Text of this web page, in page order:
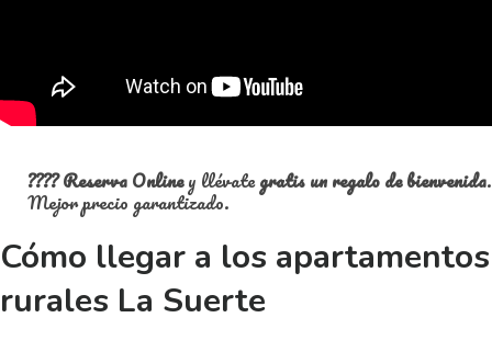
????Reserva Onliney llévategratis un regalo de bienvenida.
Mejor precio garantizado.
Cómo llegar a los apartamentos
rurales La Suerte